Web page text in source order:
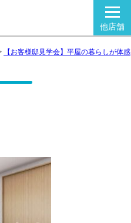
他店舗
【お客様邸見学会】平屋の暮らしが体感